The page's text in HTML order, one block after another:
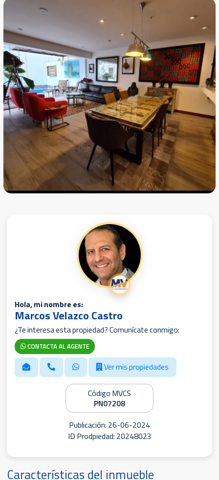
Hola, mi nombre es:
Marcos Velazco Castro
¿Te interesa esta propiedad? Comunícate conmigo:
CONTACTA AL AGENTE
Ver mis propiedades
Código MVCS
PN07208
Publicación: 26-06-2024
ID Prodpiedad: 20248023
Características del inmueble